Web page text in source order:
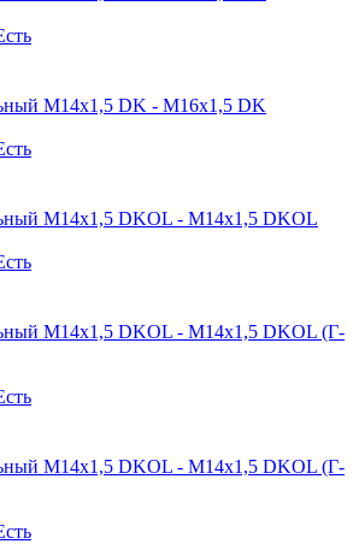
М14x1,5 DK - М16x1,5 DK
M14x1,5 DKOL - M14x1,5 DKOL
M14x1,5 DKOL - M14x1,5 DKOL (Г-
M14x1,5 DKOL - M14x1,5 DKOL (Г-